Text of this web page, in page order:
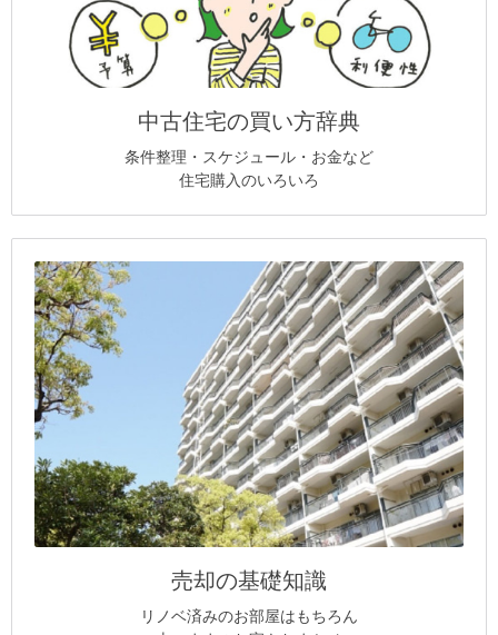
中古住宅の買い方辞典
条件整理・スケジュール・お金など
住宅購入のいろいろ
売却の基礎知識
リノベ済みのお部屋はもちろん